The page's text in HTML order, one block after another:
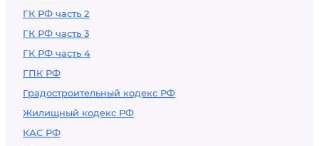
ГК РФ часть 2
ГК РФ часть 3
ГК РФ часть 4
ГПК РФ
Градостроительный кодекс РФ
Жилищный кодекс РФ
КАС РФ